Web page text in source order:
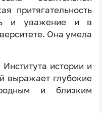
притягательность
и уважение и в
Она умела
истории и
выражает глубокие
и близким